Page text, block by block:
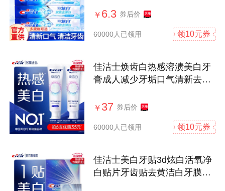
￥ 6.3 券后价
60000人已领用 领10元券
佳洁士焕齿白热感溶渍美白牙
膏成人减少牙垢口气清新去黄
￥ 37 券后价
60000人已领用 领10元券
佳洁士美白牙贴3d炫白活氧净
白贴片牙齿贴去黄洁白牙膜去